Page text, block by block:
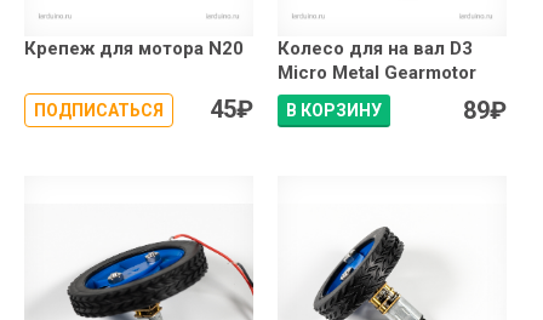
Крепеж для мотора N20
ПОДПИСАТЬСЯ 45₽
Колесо для на вал D3
Micro Metal Gearmotor
В КОРЗИНУ 89₽